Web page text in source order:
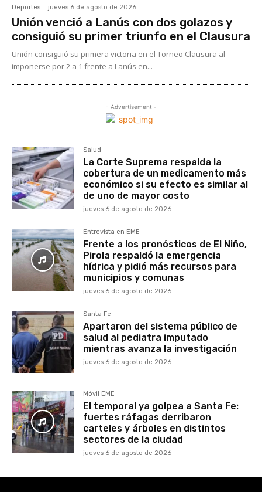
Deportes jueves 6 de agosto de 2026
Unión venció a Lanús con dos golazos y
consiguió su primer triunfo en el Clausura
Unión consiguió su primera victoria en el Torneo Clausura al
imponerse por 2 a 1 frente a Lanús en...
- Advertisement -
Salud
La Corte Suprema respalda la
cobertura de un medicamento más
económico si su efecto es similar al
de uno de mayor costo
jueves 6 de agosto de 2026
Entrevista en EME
Frente a los pronósticos de El Niño,
Pirola respaldó la emergencia
hídrica y pidió más recursos para
municipios y comunas
jueves 6 de agosto de 2026
Santa Fe
Apartaron del sistema público de
salud al pediatra imputado
mientras avanza la investigación
jueves 6 de agosto de 2026
Móvil EME
El temporal ya golpea a Santa Fe:
fuertes ráfagas derribaron
carteles y árboles en distintos
sectores de la ciudad
jueves 6 de agosto de 2026